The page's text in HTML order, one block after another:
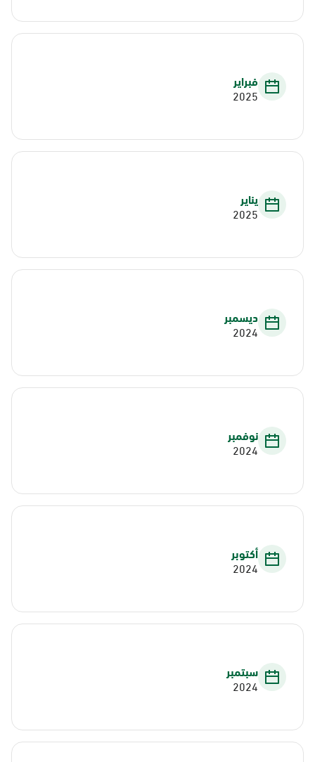
فبراير
2025
يناير
2025
ديسمبر
2024
نوفمبر
2024
أكتوبر
2024
سبتمبر
2024